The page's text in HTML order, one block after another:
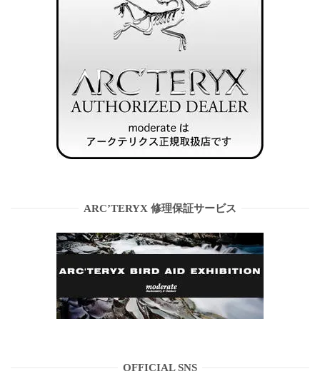
ARC’TERYX 修理保証サービス
OFFICIAL SNS